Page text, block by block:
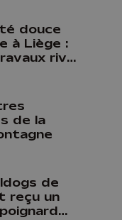
que
douce
à Liège :
rive
de la
de
reçu un